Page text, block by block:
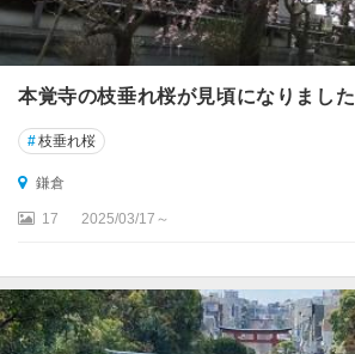
本覚寺の枝垂れ桜が見頃になりました
#枝垂れ桜
鎌倉
17 2025/03/17～